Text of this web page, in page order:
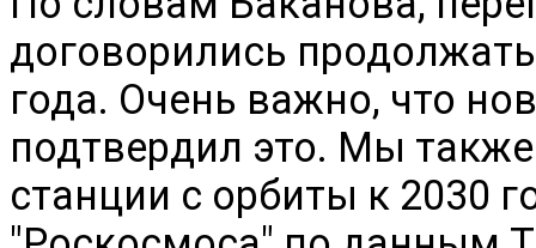
договорились
года. Очень важно, что
подтвердил это. Мы
станции с орбиты к 2030